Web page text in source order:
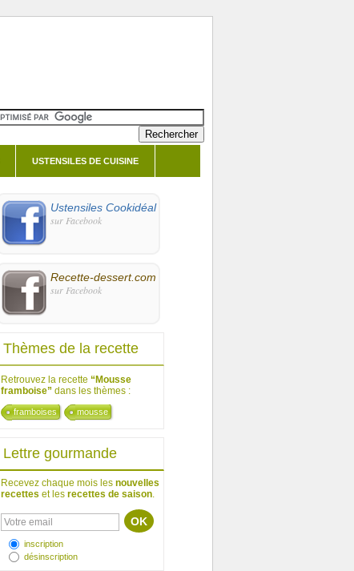
USTENSILES DE CUISINE
Ustensiles Cookidéal
sur Facebook
Recette-dessert.com
sur Facebook
Thèmes de la recette
Retrouvez la recette “Mousse
framboise” dans les thèmes :
framboises mousse
Lettre gourmande
Recevez chaque mois les nouvelles
recettes et les recettes de saison.
inscription
désinscription